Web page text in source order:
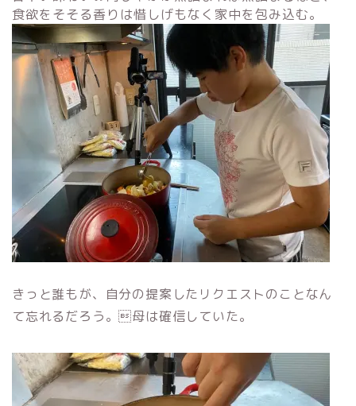
食欲をそそる香りは惜しげもなく家中を包み込む。
きっと誰もが、自分の提案したリクエストのことなん
て忘れるだろう。母は確信していた。